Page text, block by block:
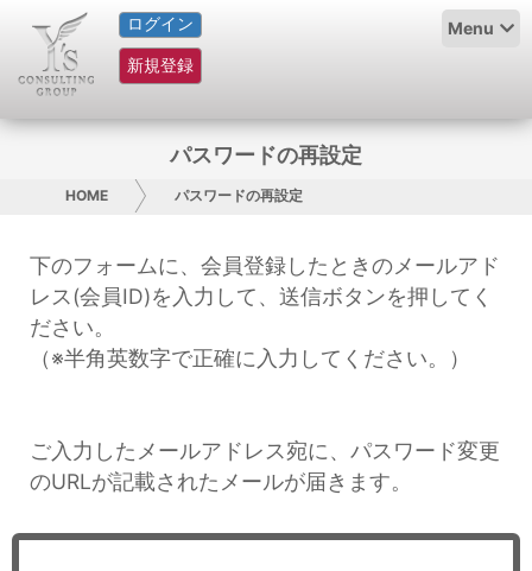
ログイン
新規登録
Menu
HOME
サービス紹介
グループ概要
採用情報
お問い合わせ
日本人にPR
リサーチ
セミナー
パスワードの再設定
HOME パスワードの再設定
下のフォームに、会員登録したときのメールアド
レス(会員ID)を入力して、送信ボタンを押してく
ださい。
（※半角英数字で正確に入力してください。）
ご入力したメールアドレス宛に、パスワード変更
のURLが記載されたメールが届きます。